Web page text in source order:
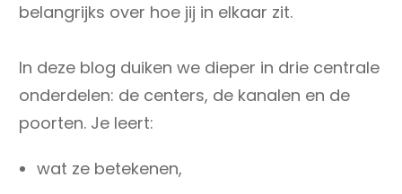
belangrijks over hoe jij in elkaar zit.
In deze blog duiken we dieper in drie centrale
onderdelen: de centers, de kanalen en de
poorten. Je leert:
wat ze betekenen,